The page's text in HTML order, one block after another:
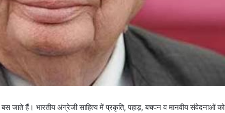
बस जाते हैं। भारतीय अंग्रेजी साहित्य में प्रकृति, पहाड़, बचपन व मानवीय संवेदनाओं को